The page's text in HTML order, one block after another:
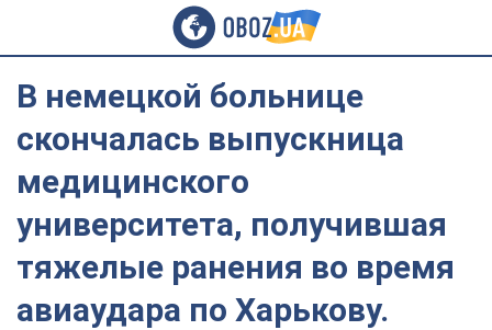
В немецкой больнице
скончалась выпускница
медицинского
университета, получившая
тяжелые ранения во время
авиаудара по Харькову.